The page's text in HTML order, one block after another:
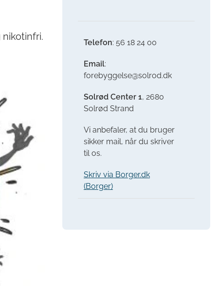
Telefon: 56 18 24 00
Email:
forebyggelse@solrod.dk
Solrød Center 1, 2680
Solrød Strand
Vi anbefaler, at du bruger
sikker mail, når du skriver
til os.
Skriv via Borger.dk
(Borger)